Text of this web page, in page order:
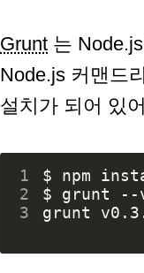
Grunt 는
Node.js 커맨드
설치가 되어 있
1
2
3